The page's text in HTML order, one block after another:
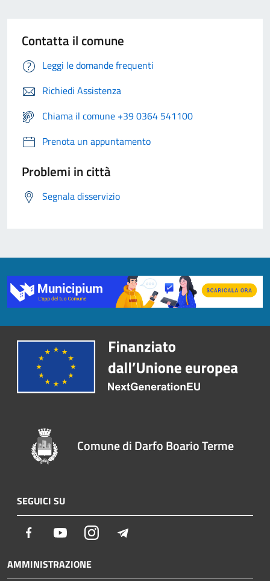
Contatta il comune
Leggi le domande frequenti
Richiedi Assistenza
Chiama il comune +39 0364 541100
Prenota un appuntamento
Problemi in città
Segnala disservizio
Comune di Darfo Boario Terme
SEGUICI SU
Facebook YoutubeInstagram
AMMINISTRAZIONE